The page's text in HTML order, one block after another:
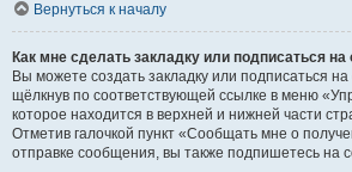
Вернуться к началу
Как мне сделать закладку или подписаться
Вы можете создать закладку или подписаться
щёлкнув по соответствующей ссылке в меню
которое находится в верхней и нижней части
Отметив галочкой пункт «Сообщать мне о
отправке сообщения, вы также подпишетесь на